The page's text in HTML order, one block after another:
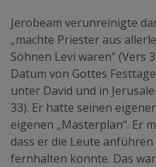
Jerobeam verunreinigte
„machte Priester aus
Söhnen Levi waren“ (Vers
Datum von Gottes
unter David und in
33). Er hatte seinen
eigenen „Masterplan“. Er
dass er die Leute
fernhalten konnte. Das